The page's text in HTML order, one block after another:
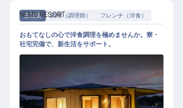
正社員 調理（調理師） フレンチ（洋食）
NEMU RESORT
おもてなしの心で洋食調理を極めませんか。寮・
社宅完備で、新生活をサポート。